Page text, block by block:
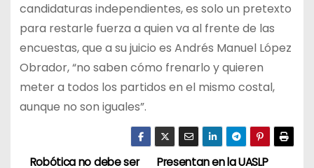
candidaturas independientes, es solo un pretexto
para restarle fuerza a quien va al frente de las
encuestas, que a su juicio es Andrés Manuel López
Obrador, “no saben cómo frenarlo y quieren
meter a todos los partidos en el mismo costal,
aunque no son iguales”.
Presentan en la UASLP
Robótica no debe ser